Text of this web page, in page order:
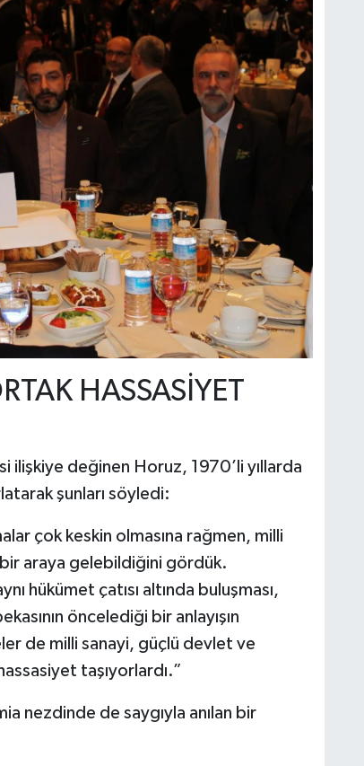
HASSASİYET
ilişkiye değinen Horuz, 1970’li yıllarda
şunları söyledi:
çok keskin olmasına rağmen, milli
araya gelebildiğini gördük.
hükümet çatısı altında buluşması,
öncelediği bir anlayışın
de milli sanayi, güçlü devlet ve
taşıyorlardı.”
nezdinde de saygıyla anılan bir